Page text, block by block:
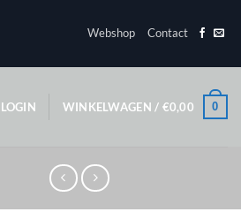
Webshop Contact
LOGIN WINKELWAGEN / €0,00 0